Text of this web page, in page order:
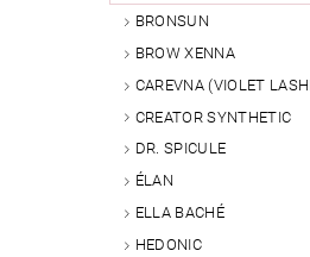
BRONSUN
BROW XENNA
CAREVNA (VIOLET
CREATOR SYNTHETIC
DR. SPICULE
ÉLAN
ELLA BACHÉ
HEDONIC